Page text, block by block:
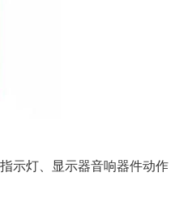
示灯、显示器音响器件动作